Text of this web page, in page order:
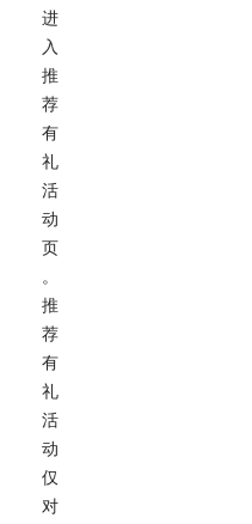
进
入
推
荐
有
礼
活
动
页
。
推
荐
有
礼
活
动
仅
对